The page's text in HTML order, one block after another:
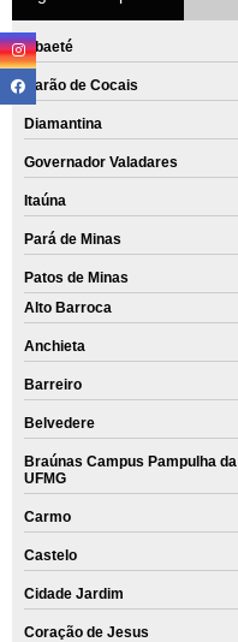
Abaeté
Barão de Cocais
Diamantina
Governador Valadares
Itaúna
Pará de Minas
Patos de Minas
Alto Barroca
Anchieta
Barreiro
Belvedere
Braúnas Campus Pampulha da
UFMG
Carmo
Castelo
Cidade Jardim
Coração de Jesus